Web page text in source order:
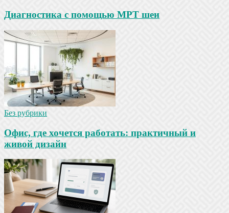
Диагностика с помощью МРТ шеи
Без рубрики
Офис, где хочется работать: практичный и
живой дизайн